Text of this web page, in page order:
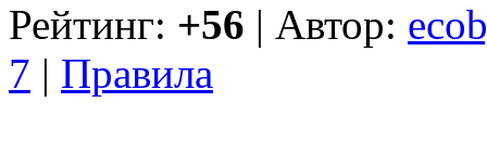
Рейтинг: +56 | Автор:
7 | Правила